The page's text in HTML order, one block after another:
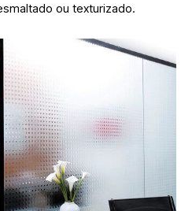
ou texturizado.